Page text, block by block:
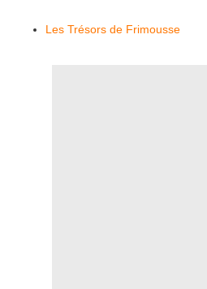
Les Trésors de Frimousse